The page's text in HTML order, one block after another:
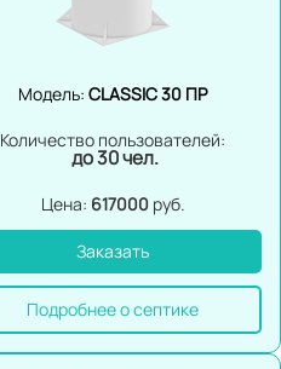
Модель: CLASSIC 30 ПР
Количество пользователей:
до 30 чел.
Цена: 617000 руб.
Заказать
Подробнее о септике